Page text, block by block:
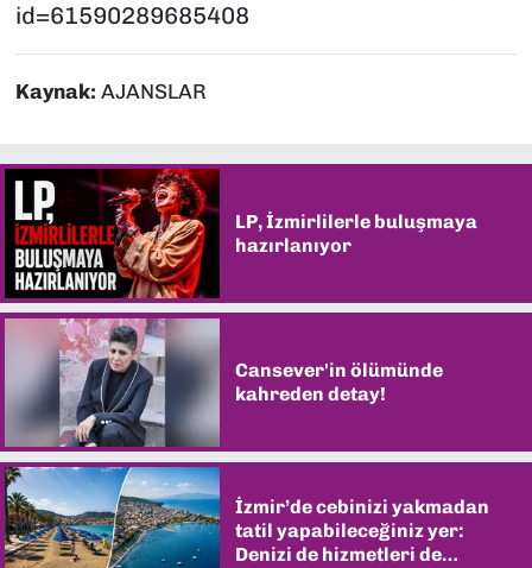
id=61590289685408
Kaynak: AJANSLAR
LP, İzmirlilerle buluşmaya
hazırlanıyor
Cansever'in ölümünde
kahreden detay!
İzmir’de cebinizi yakmadan
tatil yapabileceğiniz yer:
Denizi de hizmetleri de